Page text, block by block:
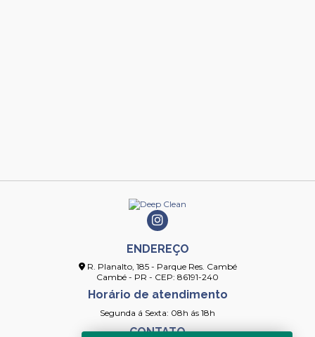
ENDEREÇO
R. Planalto, 185 - Parque Res. Cambé
Cambé - PR - CEP: 86191-240
Horário de atendimento
Segunda á Sexta: 08h ás 18h
CONTATO